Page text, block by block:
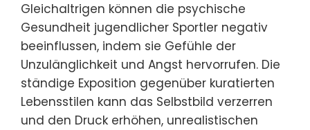
Gleichaltrigen können die psychische
Gesundheit jugendlicher Sportler negativ
beeinflussen, indem sie Gefühle der
Unzulänglichkeit und Angst hervorrufen. Die
ständige Exposition gegenüber kuratierten
Lebensstilen kann das Selbstbild verzerren
und den Druck erhöhen, unrealistischen